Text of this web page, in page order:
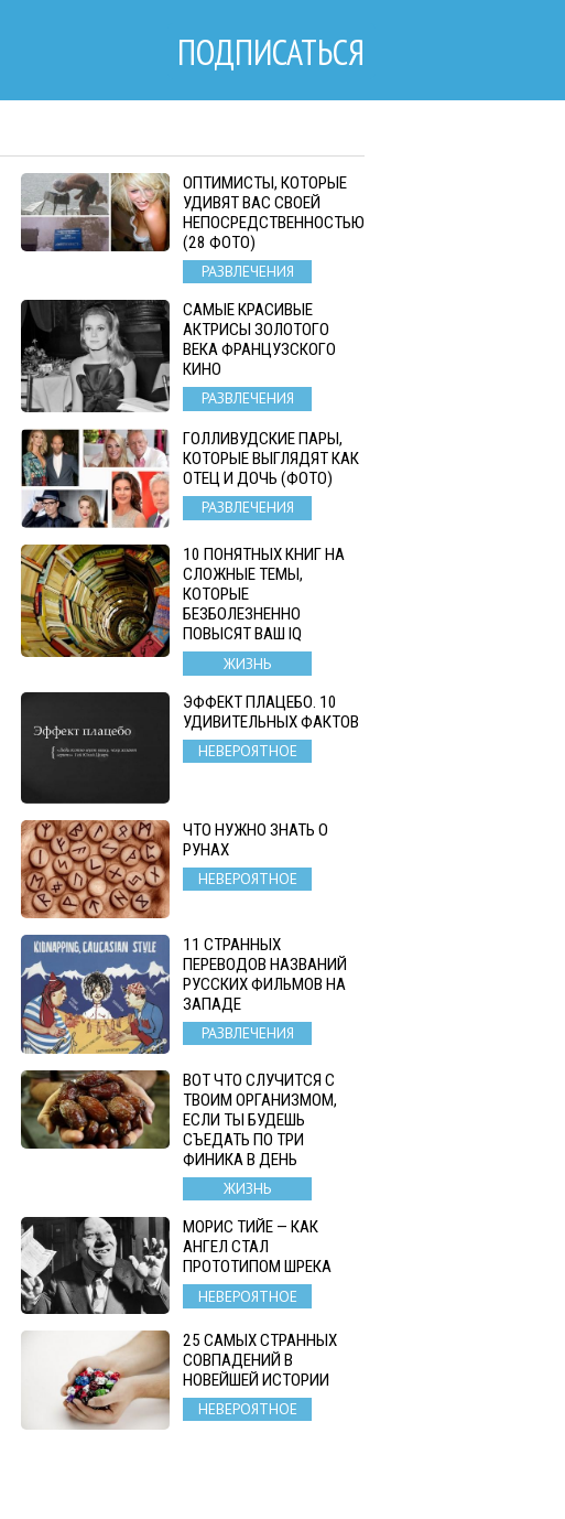
ПОДПИСАТЬСЯ
ОПТИМИСТЫ, КОТОРЫЕ
УДИВЯТ ВАС СВОЕЙ
НЕПОСРЕДСТВЕННОСТЬЮ
(28 ФОТО)
РАЗВЛЕЧЕНИЯ
САМЫЕ КРАСИВЫЕ
АКТРИСЫ ЗОЛОТОГО
ВЕКА ФРАНЦУЗСКОГО
КИНО
РАЗВЛЕЧЕНИЯ
ГОЛЛИВУДСКИЕ ПАРЫ,
КОТОРЫЕ ВЫГЛЯДЯТ КАК
ОТЕЦ И ДОЧЬ (ФОТО)
РАЗВЛЕЧЕНИЯ
10 ПОНЯТНЫХ КНИГ НА
СЛОЖНЫЕ ТЕМЫ,
КОТОРЫЕ
БЕЗБОЛЕЗНЕННО
ПОВЫСЯТ ВАШ IQ
ЖИЗНЬ
ЭФФЕКТ ПЛАЦЕБО. 10
УДИВИТЕЛЬНЫХ ФАКТОВ
НЕВЕРОЯТНОЕ
ЧТО НУЖНО ЗНАТЬ О
РУНАХ
НЕВЕРОЯТНОЕ
11 СТРАННЫХ
ПЕРЕВОДОВ НАЗВАНИЙ
РУССКИХ ФИЛЬМОВ НА
ЗАПАДЕ
РАЗВЛЕЧЕНИЯ
ВОТ ЧТО СЛУЧИТСЯ С
ТВОИМ ОРГАНИЗМОМ,
ЕСЛИ ТЫ БУДЕШЬ
СЪЕДАТЬ ПО ТРИ
ФИНИКА В ДЕНЬ
ЖИЗНЬ
МОРИС ТИЙЕ — КАК
АНГЕЛ СТАЛ
ПРОТОТИПОМ ШРЕКА
НЕВЕРОЯТНОЕ
25 САМЫХ СТРАННЫХ
СОВПАДЕНИЙ В
НОВЕЙШЕЙ ИСТОРИИ
НЕВЕРОЯТНОЕ